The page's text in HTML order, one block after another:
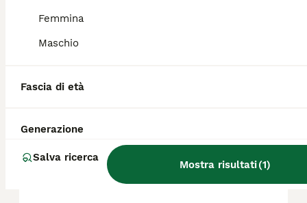
Femmina
Maschio
Fascia di età
Generazione
Salva ricerca
Mostra risultati(1)
FAQ
Bichon Frise?
razza pura in Italia è di circa 608€ ,anche se
i prezzi possono variare in base a fattori
come il pedigree, la reputazione
dell'allevatore e la posizione.